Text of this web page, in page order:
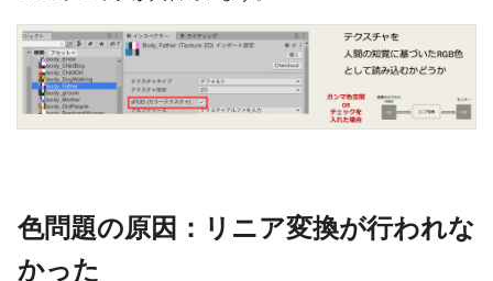
色問題の原因：リニア変換が行われな
かった